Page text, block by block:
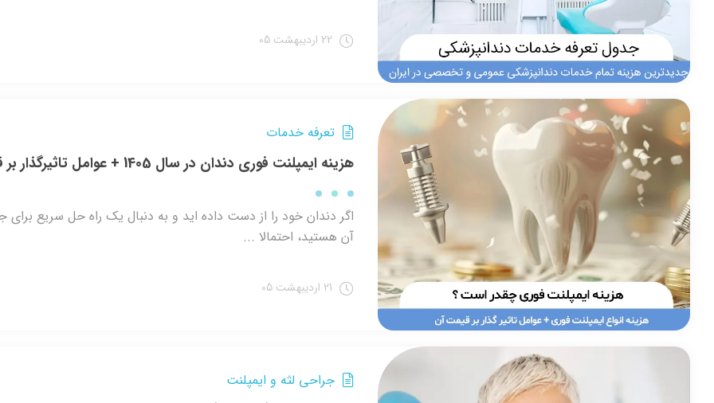
تعرفه خدمات
هزینه ایمپلنت فوری دندان در سال 1405 + عوامل تاثیرگذار بر قیمت
اگر دندان خود را از دست داده ‌اید و به دنبال یک راه ‌حل سریع برای
آن هستید، احتمالا ...
جراحی لثه و ایمپلنت